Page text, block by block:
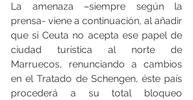
La amenaza –siempre según la
prensa- viene a continuación, al añadir
que si Ceuta no acepta ese papel de
ciudad turística al norte de
Marruecos, renunciando a cambios
en el Tratado de Schengen, éste país
procederá a su total bloqueo